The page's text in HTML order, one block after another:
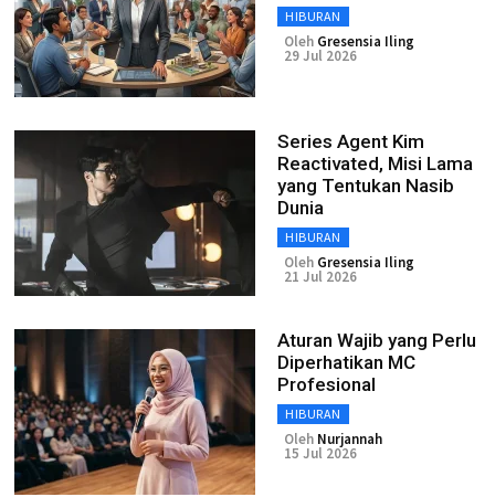
HIBURAN
Oleh Gresensia Iling
29 Jul 2026
Series Agent Kim
Reactivated, Misi Lama
yang Tentukan Nasib
Dunia
HIBURAN
Oleh Gresensia Iling
21 Jul 2026
Aturan Wajib yang Perlu
Diperhatikan MC
Profesional
HIBURAN
Oleh Nurjannah
15 Jul 2026